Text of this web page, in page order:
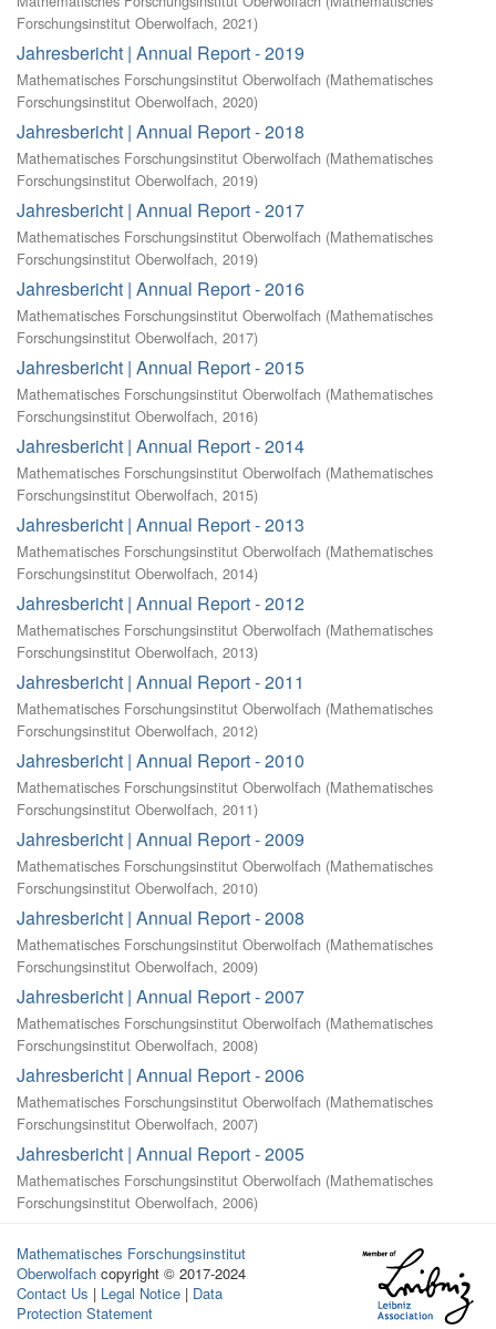
Forschungsinstitut Oberwolfach, 2021)
Jahresbericht | Annual Report - 2019
Mathematisches Forschungsinstitut Oberwolfach (Mathematisches
Forschungsinstitut Oberwolfach, 2020)
Jahresbericht | Annual Report - 2018
Mathematisches Forschungsinstitut Oberwolfach (Mathematisches
Forschungsinstitut Oberwolfach, 2019)
Jahresbericht | Annual Report - 2017
Mathematisches Forschungsinstitut Oberwolfach (Mathematisches
Forschungsinstitut Oberwolfach, 2019)
Jahresbericht | Annual Report - 2016
Mathematisches Forschungsinstitut Oberwolfach (Mathematisches
Forschungsinstitut Oberwolfach, 2017)
Jahresbericht | Annual Report - 2015
Mathematisches Forschungsinstitut Oberwolfach (Mathematisches
Forschungsinstitut Oberwolfach, 2016)
Jahresbericht | Annual Report - 2014
Mathematisches Forschungsinstitut Oberwolfach (Mathematisches
Forschungsinstitut Oberwolfach, 2015)
Jahresbericht | Annual Report - 2013
Mathematisches Forschungsinstitut Oberwolfach (Mathematisches
Forschungsinstitut Oberwolfach, 2014)
Jahresbericht | Annual Report - 2012
Mathematisches Forschungsinstitut Oberwolfach (Mathematisches
Forschungsinstitut Oberwolfach, 2013)
Jahresbericht | Annual Report - 2011
Mathematisches Forschungsinstitut Oberwolfach (Mathematisches
Forschungsinstitut Oberwolfach, 2012)
Jahresbericht | Annual Report - 2010
Mathematisches Forschungsinstitut Oberwolfach (Mathematisches
Forschungsinstitut Oberwolfach, 2011)
Jahresbericht | Annual Report - 2009
Mathematisches Forschungsinstitut Oberwolfach (Mathematisches
Forschungsinstitut Oberwolfach, 2010)
Jahresbericht | Annual Report - 2008
Mathematisches Forschungsinstitut Oberwolfach (Mathematisches
Forschungsinstitut Oberwolfach, 2009)
Jahresbericht | Annual Report - 2007
Mathematisches Forschungsinstitut Oberwolfach (Mathematisches
Forschungsinstitut Oberwolfach, 2008)
Jahresbericht | Annual Report - 2006
Mathematisches Forschungsinstitut Oberwolfach (Mathematisches
Forschungsinstitut Oberwolfach, 2007)
Jahresbericht | Annual Report - 2005
Mathematisches Forschungsinstitut Oberwolfach (Mathematisches
Forschungsinstitut Oberwolfach, 2006)
Mathematisches Forschungsinstitut
Oberwolfach copyright © 2017-2024
Contact Us | Legal Notice | Data
Protection Statement